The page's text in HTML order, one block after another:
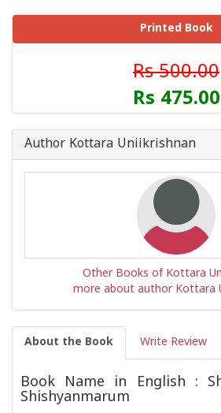
Printed Book
Rs 500.00
Rs 475.00
Author Kottara Uniikrishnan
Other Books of Kottara
more about author Kottara
About the Book Write Review
Book Name in English :
Shishyanmarum